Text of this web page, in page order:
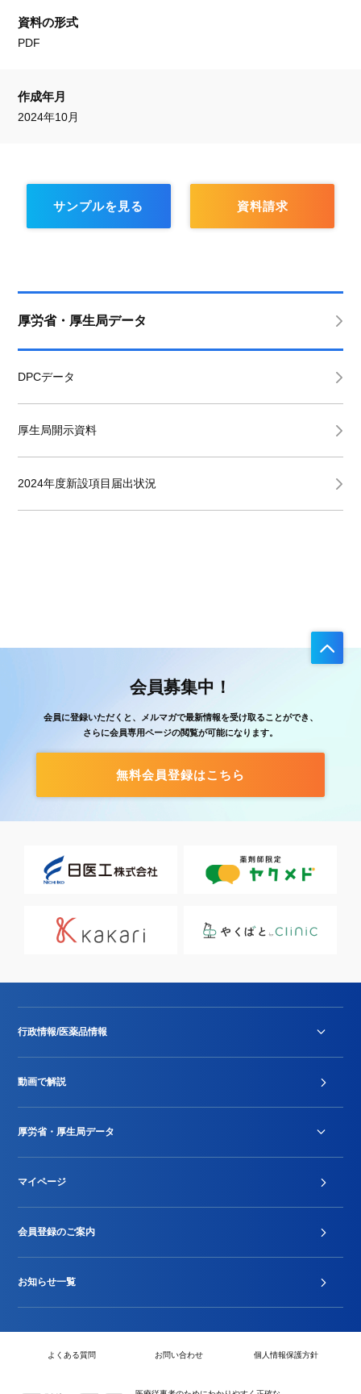
資料の形式
PDF
作成年月
2024年10月
サンプルを見る 資料請求
厚労省・厚生局データ
DPCデータ
厚生局開示資料
2024年度新設項目届出状況
会員募集中！
会員に登録いただくと、メルマガで最新情報を受け取ることができ、
さらに会員専用ページの閲覧が可能になります。
無料会員登録はこちら
行政情報/医薬品情報
Stu-GEレポート
動画で解説
厚労省・厚生局データ
2024年度新設項目届出状況
マイページ
会員登録のご案内
お知らせ一覧
よくある質問 お問い合わせ 個人情報保護方針